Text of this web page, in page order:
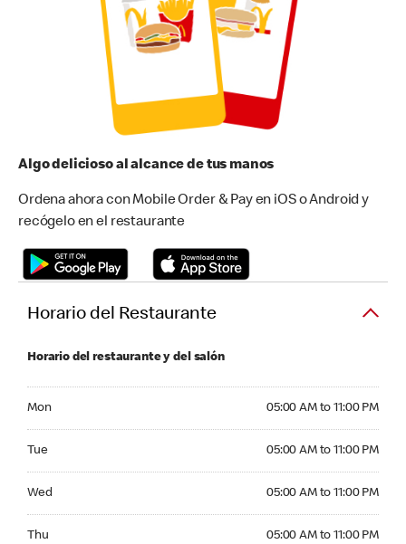
Algo delicioso al alcance de tus manos
Ordena ahora con Mobile Order & Pay en iOS o Android y
recógelo en el restaurante
Horario del Restaurante
Horario del restaurante y del salón
Mon 05:00 AM to 11:00 PM
Tue 05:00 AM to 11:00 PM
Wed 05:00 AM to 11:00 PM
Thu 05:00 AM to 11:00 PM